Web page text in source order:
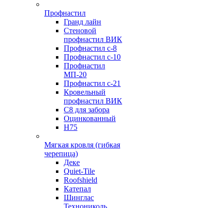
Профнастил
Гранд лайн
Стеновой
профнастил ВИК
Профнастил с-8
Профнастил с-10
Профнастил
МП-20
Профнастил с-21
Кровельный
профнастил ВИК
С8 для забора
Оцинкованный
Н75
Мягкая кровля (гибкая
черепица)
Деке
Quiet-Tile
Roofshield
Катепал
Шинглас
Технониколь